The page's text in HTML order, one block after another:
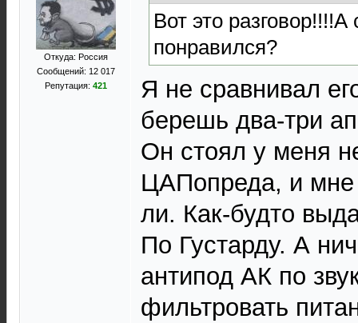
Откуда: Россия
Сообщений: 12 017
Репутация: 421
Вот это
понравился?
Я не сравнивал
берешь два-три
Он стоял у меня
ЦАПопреда, и мне
ли. Как-будто
По Густарду. А
антипод АК по
фильтровать